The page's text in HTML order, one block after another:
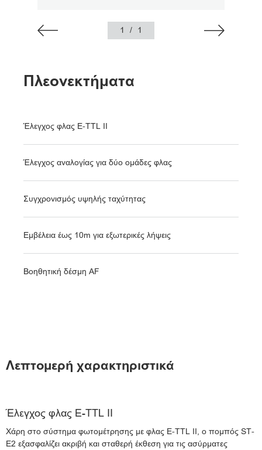
1 / 1
Πλεονεκτήματα
Έλεγχος φλας E-TTL II
Έλεγχος αναλογίας για δύο ομάδες φλας
Συγχρονισμός υψηλής ταχύτητας
Εμβέλεια έως 10m για εξωτερικές λήψεις
Βοηθητική δέσμη AF
Λεπτομερή χαρακτηριστικά
Έλεγχος φλας E-TTL II
Χάρη στο σύστημα φωτομέτρησης με φλας E-TTL II, ο πομπός ST-
E2 εξασφαλίζει ακριβή και σταθερή έκθεση για τις ασύρματες